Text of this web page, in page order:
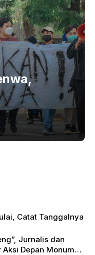
Catat Tanggalnya
Jurnalis dan
Depan Monumen